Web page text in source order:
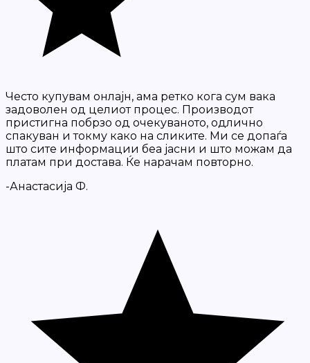
Често купувам онлајн, ама ретко кога сум вака
задоволен од целиот процес. Производот
пристигна побрзо од очекуваното, одлично
спакуван и токму како на сликите. Ми се допаѓа
што сите информации беа јасни и што можам да
платам при достава. Ќе нарачам повторно.
-Анастасија Ф.